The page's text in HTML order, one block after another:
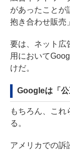
があったことが
抱き合わせ販売
要は、ネット広
用において
けだ。
Googleは「
もちろん、こ
る。
アメリカでの訴